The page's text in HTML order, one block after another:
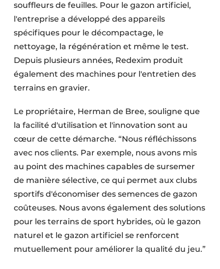
souffleurs de feuilles. Pour le gazon artificiel,
l'entreprise a développé des appareils
spécifiques pour le décompactage, le
nettoyage, la régénération et même le test.
Depuis plusieurs années, Redexim produit
également des machines pour l'entretien des
terrains en gravier.
Le propriétaire, Herman de Bree, souligne que
la facilité d'utilisation et l'innovation sont au
cœur de cette démarche. “Nous réfléchissons
avec nos clients. Par exemple, nous avons mis
au point des machines capables de sursemer
de manière sélective, ce qui permet aux clubs
sportifs d'économiser des semences de gazon
coûteuses. Nous avons également des solutions
pour les terrains de sport hybrides, où le gazon
naturel et le gazon artificiel se renforcent
mutuellement pour améliorer la qualité du jeu.”